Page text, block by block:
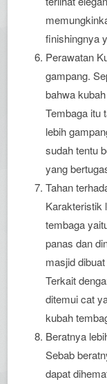
finishingnya
Perawatan
gampang.
bahwa
Tembaga itu
lebih
sudah tentu
yang
Tahan
Karakteristik
tembaga
panas dan
masjid
Terkait
ditemui cat
kubah
Beratnya
Sebab
dapat